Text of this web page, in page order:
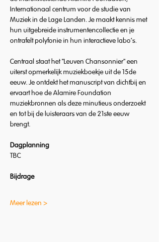
Internationaal centrum voor de studie van
Muziek in de Lage Landen. Je maakt kennis met
hun uitgebreide instrumentencollectie en je
ontrafelt polyfonie in hun interactieve labo's.
Centraal staat het "Leuven Chansonnier" een
uiterst opmerkelijk muziekboekje uit de 15de
eeuw. Je ontdekt het manuscript van dichtbij en
ervaart hoe de Alamire Foundation
muziekbronnen als deze minutieus onderzoekt
en tot bij de luisteraars van de 21ste eeuw
brengt.
Dagplanning
TBC
Bijdrage
Meer lezen >